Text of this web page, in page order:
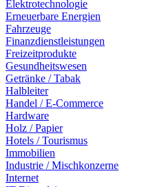
Elektrotechnologie
Erneuerbare Energien
Fahrzeuge
Finanzdienstleistungen
Freizeitprodukte
Gesundheitswesen
Getränke / Tabak
Halbleiter
Handel / E-Commerce
Hardware
Holz / Papier
Hotels / Tourismus
Immobilien
Industrie / Mischkonzerne
Internet